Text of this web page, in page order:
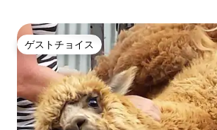
ゲストチョイス
ゲストチョイス